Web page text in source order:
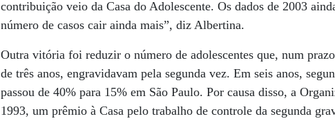
contribuição veio da Casa do Adolescente. Os dados de 2003
número de casos cair ainda mais”, diz Albertina.
Outra vitória foi reduzir o número de adolescentes que, num prazo
de três anos, engravidavam pela segunda vez. Em seis anos,
passou de 40% para 15% em São Paulo. Por causa disso, a
1993, um prêmio à Casa pelo trabalho de controle da segunda